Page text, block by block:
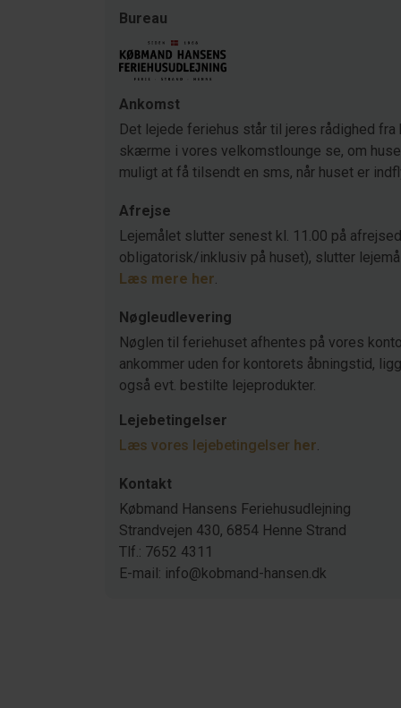
Bureau
Ankomst
Det lejede feriehus står til jeres rådighed fra
skærme i vores velkomstlounge se, om
muligt at få tilsendt en sms, når huset er
Afrejse
Lejemålet slutter senest kl. 11.00 på
obligatorisk/inklusiv på huset), slutter
Læs mere her.
Nøgleudlevering
Nøglen til feriehuset afhentes på vores
ankommer uden for kontorets åbningstid,
også evt. bestilte lejeprodukter.
Lejebetingelser
Læs vores lejebetingelser her.
Kontakt
Købmand Hansens Feriehusudlejning
Strandvejen 430, 6854 Henne Strand
Tlf.: 7652 4311
E-mail: info@kobmand-hansen.dk